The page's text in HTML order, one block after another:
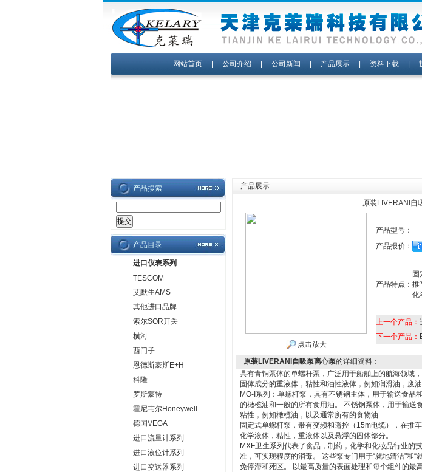
网站首页| 公司介绍 公司新闻 产品展示| 资料下载|
产品搜索
产品目录
进口仪表系列
TESCOM
艾默生AMS
其他进口品牌
索尔SOR开关
横河
西门子
恩德斯豪斯E+H
科隆
罗斯蒙特
霍尼韦尔Honeywell
德国VEGA
进口流量计系列
进口液位计系列
进口变送器系列
产品展示
原装LIVERANI自
点击放大
产品型号：
产品报价：
产品特点： 推
化
上一个产品：
下一个产品：
原装LIVERANI自吸泵离心泵的详细资料：
具有青铜泵体的单螺杆泵，广泛用于船舶上的航海领域
固体成分的重液体，粘性和油性液体，例如润滑油，废油
MO-I系列：单螺杆泵，具有不锈钢主体，用于输送食品
的橄榄油和一般的所有食用油。 不锈钢泵体，用于输送
粘性，例如橄榄油，以及通常所有的食物油
固定式单螺杆泵，带有变频和遥控（15m电缆），在推
化学液体，粘性，重液体以及悬浮的固体部分。
MXF卫生系列代表了食品，制药，化学和化妆品行业的
准，可实现程度的消毒。 这些泵专门用于“就地清洁"和
免停滞和死区。 以最高质量的表面处理和每个组件的最